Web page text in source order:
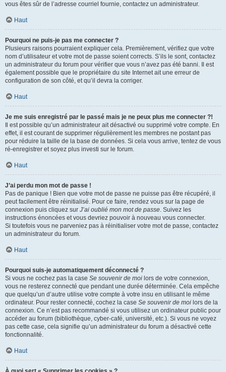
vous êtes sûr de l’adresse courriel fournie, contactez un administrateur.
Haut
Pourquoi ne puis-je pas me connecter ?
Plusieurs raisons pourraient expliquer cela. Premièrement, vérifiez que votre
nom d’utilisateur et votre mot de passe soient corrects. S’ils le sont, contactez
un administrateur du forum pour vérifier que vous n’avez pas été banni. Il est
également possible que le propriétaire du site Internet ait une erreur de
configuration de son côté, et qu’il devra la corriger.
Haut
Je me suis enregistré par le passé mais je ne peux plus me connecter ?!
Il est possible qu’un administrateur ait désactivé ou supprimé votre compte. En
effet, il est courant de supprimer régulièrement les membres ne postant pas
pour réduire la taille de la base de données. Si cela vous arrive, tentez de vous
ré-enregistrer et soyez plus investi sur le forum.
Haut
J’ai perdu mon mot de passe !
Pas de panique ! Bien que votre mot de passe ne puisse pas être récupéré, il
peut facilement être réinitialisé. Pour ce faire, rendez vous sur la page de
connexion puis cliquez sur J’ai oublié mon mot de passe. Suivez les
instructions énoncées et vous devriez pouvoir à nouveau vous connecter.
Si toutefois vous ne parveniez pas à réinitialiser votre mot de passe, contactez
un administrateur du forum.
Haut
Pourquoi suis-je automatiquement déconnecté ?
Si vous ne cochez pas la case Se souvenir de moi lors de votre connexion,
vous ne resterez connecté que pendant une durée déterminée. Cela empêche
que quelqu’un d’autre utilise votre compte à votre insu en utilisant le même
ordinateur. Pour rester connecté, cochez la case Se souvenir de moi lors de la
connexion. Ce n’est pas recommandé si vous utilisez un ordinateur public pour
accéder au forum (bibliothèque, cyber-café, université, etc.). Si vous ne voyez
pas cette case, cela signifie qu’un administrateur du forum a désactivé cette
fonctionnalité.
Haut